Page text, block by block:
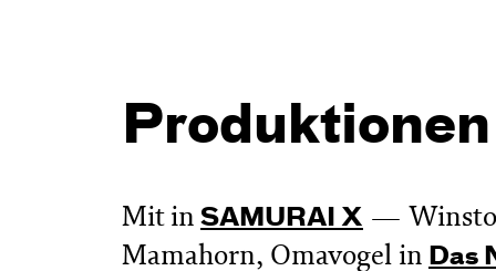
Produktionen
Mit in SAMURAI X
Mamahorn, Omavogel in Das